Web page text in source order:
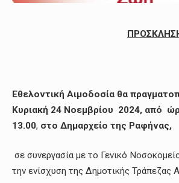
Εθελοντική Αιμοδοσία θα
Κυριακή 24 Νοεμβρίου 2024, από
13.00, στο Δημαρχείο της Ραφήνας,
σε συνεργασία με το Γενικό
την ενίσχυση της Δημοτικής Τράπεζας